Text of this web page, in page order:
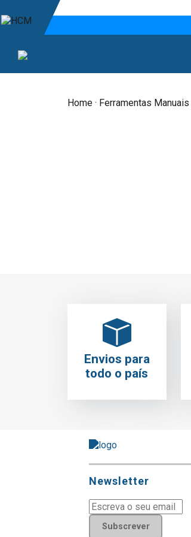
Home· Ferramentas Manuais
Envios para
todo o país
Newsletter
Subscrever